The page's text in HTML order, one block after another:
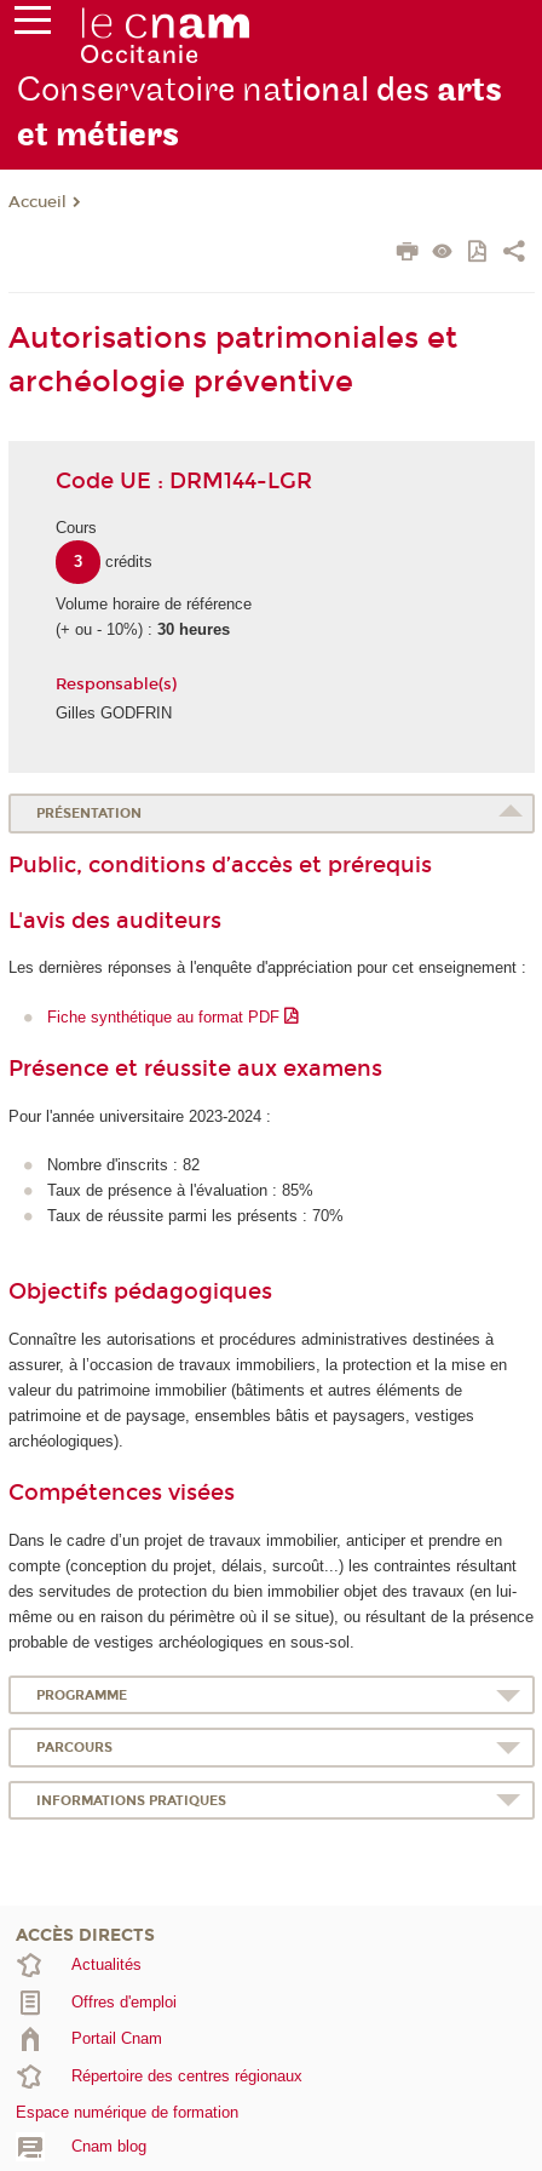
Conservatoire national des arts
et métiers
Accueil
Autorisations patrimoniales et
archéologie préventive
Code UE : DRM144-LGR
Cours
3
crédits
Volume horaire de référence
(+ ou - 10%) : 30 heures
Responsable(s)
Gilles GODFRIN
PRÉSENTATION
Public, conditions d’accès et prérequis
L'avis des auditeurs
Les dernières réponses à l'enquête d'appréciation pour cet enseignement :
Fiche synthétique au format PDF
Présence et réussite aux examens
Pour l'année universitaire 2023-2024 :
Nombre d'inscrits : 82
Taux de présence à l'évaluation : 85%
Taux de réussite parmi les présents : 70%
Objectifs pédagogiques
Connaître les autorisations et procédures administratives destinées à
assurer, à l’occasion de travaux immobiliers, la protection et la mise en
valeur du patrimoine immobilier (bâtiments et autres éléments de
patrimoine et de paysage, ensembles bâtis et paysagers, vestiges
archéologiques).
Compétences visées
Dans le cadre d’un projet de travaux immobilier, anticiper et prendre en
compte (conception du projet, délais, surcoût...) les contraintes résultant
des servitudes de protection du bien immobilier objet des travaux (en lui-
même ou en raison du périmètre où il se situe), ou résultant de la présence
probable de vestiges archéologiques en sous-sol.
PROGRAMME
PARCOURS
INFORMATIONS PRATIQUES
ACCÈS DIRECTS
Actualités
Offres d'emploi
Portail Cnam
Répertoire des centres régionaux
Espace numérique de formation
Cnam blog